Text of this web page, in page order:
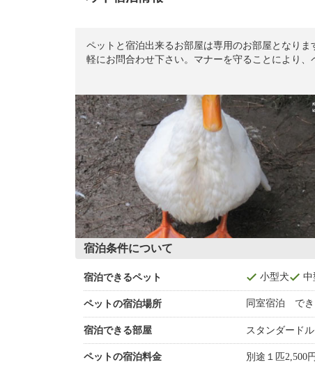
ペットと宿泊出来るお部屋は専用のお部屋となり
軽にお問合わせ下さい。マナーを守ることにより
宿泊条件について
宿泊できるペット 小型犬 中
ペットの宿泊場所 同室宿泊 でき
宿泊できる部屋 スタンダード
ペットの宿泊料金 別途１匹2,500